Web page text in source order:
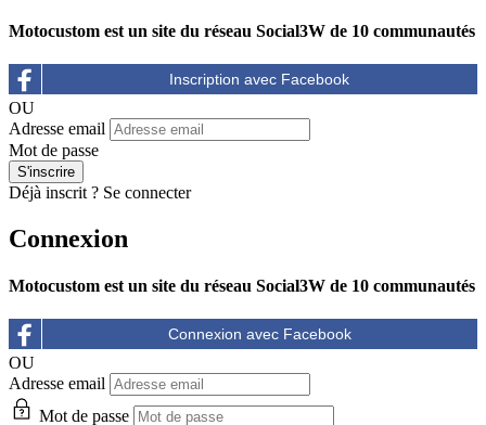
Motocustom est un site du réseau Social3W de 10 communautés
OU
Adresse email
Mot de passe
Déjà inscrit ? Se connecter
Connexion
Motocustom est un site du réseau Social3W de 10 communautés
OU
Adresse email
Mot de passe